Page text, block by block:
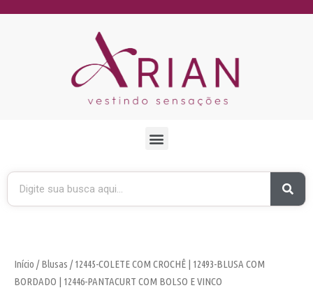
Início /Blusas / 12445-COLETE COM CROCHÊ | 12493-BLUSA COM
BORDADO | 12446-PANTACURT COM BOLSO E VINCO